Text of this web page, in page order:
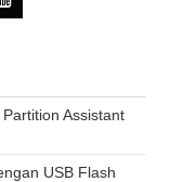
Assistant
USB Flash